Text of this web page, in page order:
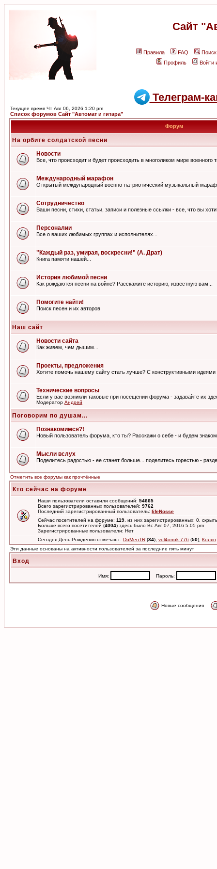
Сайт
Правила FAQ
Поиск
Профиль
Войти
Телеграм-
Текущее время Чт Авг 06, 2026 1:20 pm
Список форумов Сайт "Автомат и гитара"
Форум
На орбите солдатской песни
Новости
Все, что происходит и будет происходить в многоликом мире военного
Международный марафон
Открытый международный военно-патриотический музыкальный
Сотрудничество
Ваши песни, стихи, статьи, записи и полезные ссылки - все, что вы
Персоналии
Все о ваших любимых группах и исполнителях...
"Каждый раз, умирая, воскресни!" (А. Драт)
Книга памяти нашей...
История любимой песни
Как рождаются песни на войне? Расскажите историю, известную вам...
Помогите найти!
Поиск песен и их авторов
Наш сайт
Новости сайта
Как живем, чем дышим...
Проекты, предложения
Хотите помочь нашему сайту стать лучше? С конструктивными
Технические вопросы
Если у вас возникли таковые при посещении форума - задавайте их
Модератор Андрей
Поговорим по душам...
Познакомимся?!
Новый пользователь форума, кто ты? Расскажи о себе - и будем
Мысли вслух
Поделитесь радостью - ее станет больше... поделитесь горестью -
Отметить все форумы как прочтённые
Кто сейчас на форуме
Наши пользователи оставили сообщений: 54665
Всего зарегистрированных пользователей: 9762
Последний зарегистрированный пользователь: lifeNosse
Сейчас посетителей на форуме: 119 , из них зарегистрированных: 0,
Больше всего посетителей (4004) здесь было Вс Авг 07, 2016 5:05 pm
Зарегистрированные пользователи: Нет
Сегодня День Рождения отмечают: DuMenTR (34), vol4onok-776 (50), Колян
Эти данные основаны на активности пользователей за последние пять минут
Вход
Имя: Пароль:
Новые сообщения